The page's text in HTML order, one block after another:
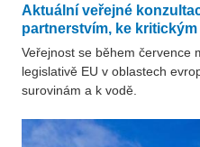
Aktuální veřejné
partnerstvím, ke
Veřejnost se během července
legislativě EU v oblastech
surovinám a k vodě.